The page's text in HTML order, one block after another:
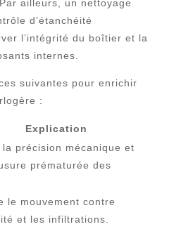
ailleurs, un nettoyage
d’étanchéité
l’intégrité du boîtier et la
internes.
suivantes pour enrichir
:
Explication
la précision mécanique et
prématurée des
le mouvement contre
et les infiltrations.